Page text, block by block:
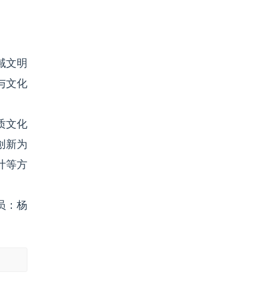
文明
文化
文化
新为
等方
：杨